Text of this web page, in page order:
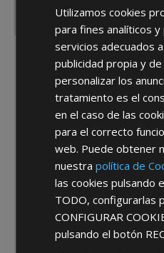
He leído y acepto la
*Abstenerse particulares, sólo
Utilizamos cookies
para fines analíticos
servicios adecuados
publicidad propia y
personalizar los
tratamiento es el
en el caso de las
para el correcto
web. Puede obtener
nuestrapolítica de
las cookies pulsando
TODO, configurarlas
CONFIGURAR
pulsando el botón